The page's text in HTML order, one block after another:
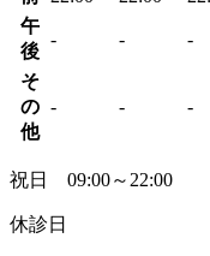
午
後
- - -
そ
の
他
- - -
祝日 09:00～22:00
休診日